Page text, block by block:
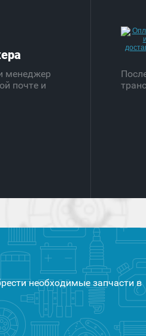
менеджер
почте и
необходимые запчасти в